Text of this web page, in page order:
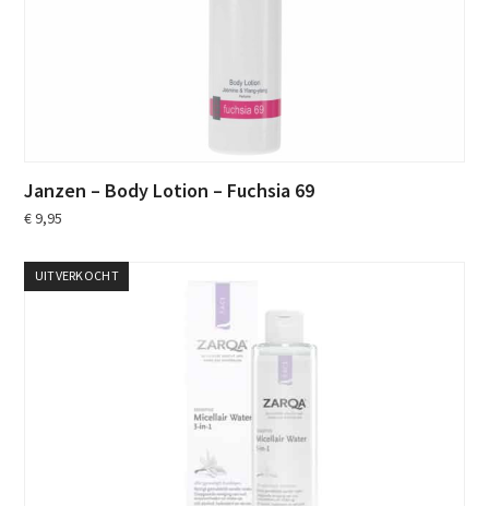
Janzen – Body Lotion – Fuchsia 69
€9,95
UITVERKOCHT